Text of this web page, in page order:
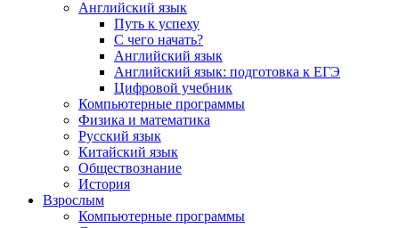
Английский язык
Путь к успеху
С чего начать?
Английский язык
Английский язык: подготовка к ЕГЭ
Цифровой учебник
Компьютерные программы
Физика и математика
Русский язык
Китайский язык
Обществознание
История
Взрослым
Компьютерные программы